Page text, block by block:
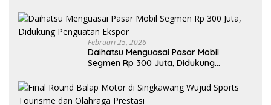
Februari 25, 2026
Daihatsu Menguasai Pasar Mobil
Segmen Rp 300 Juta, Didukung